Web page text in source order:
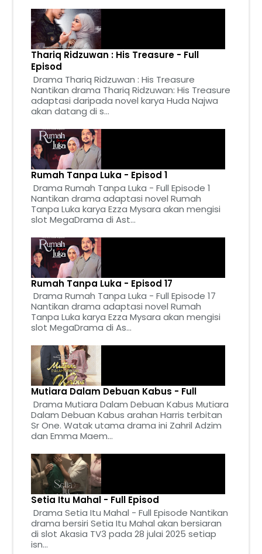
Thariq Ridzuwan : His Treasure - Full
Episod
Drama Thariq Ridzuwan : His Treasure
Nantikan drama Thariq Ridzuwan: His Treasure
adaptasi daripada novel karya Huda Najwa
akan datang di s...
Rumah Tanpa Luka - Episod 1
Drama Rumah Tanpa Luka - Full Episode 1
Nantikan drama adaptasi novel Rumah
Tanpa Luka karya Ezza Mysara akan mengisi
slot MegaDrama di Ast...
Rumah Tanpa Luka - Episod 17
Drama Rumah Tanpa Luka - Full Episode 17
Nantikan drama adaptasi novel Rumah
Tanpa Luka karya Ezza Mysara akan mengisi
slot MegaDrama di As...
Mutiara Dalam Debuan Kabus - Full
Drama Mutiara Dalam Debuan Kabus Mutiara
Dalam Debuan Kabus arahan Harris terbitan
Sr One. Watak utama drama ini Zahril Adzim
dan Emma Maem...
Setia Itu Mahal - Full Episod
Drama Setia Itu Mahal - Full Episode Nantikan
drama bersiri Setia Itu Mahal akan bersiaran
di slot Akasia TV3 pada 28 julai 2025 setiap
isn...